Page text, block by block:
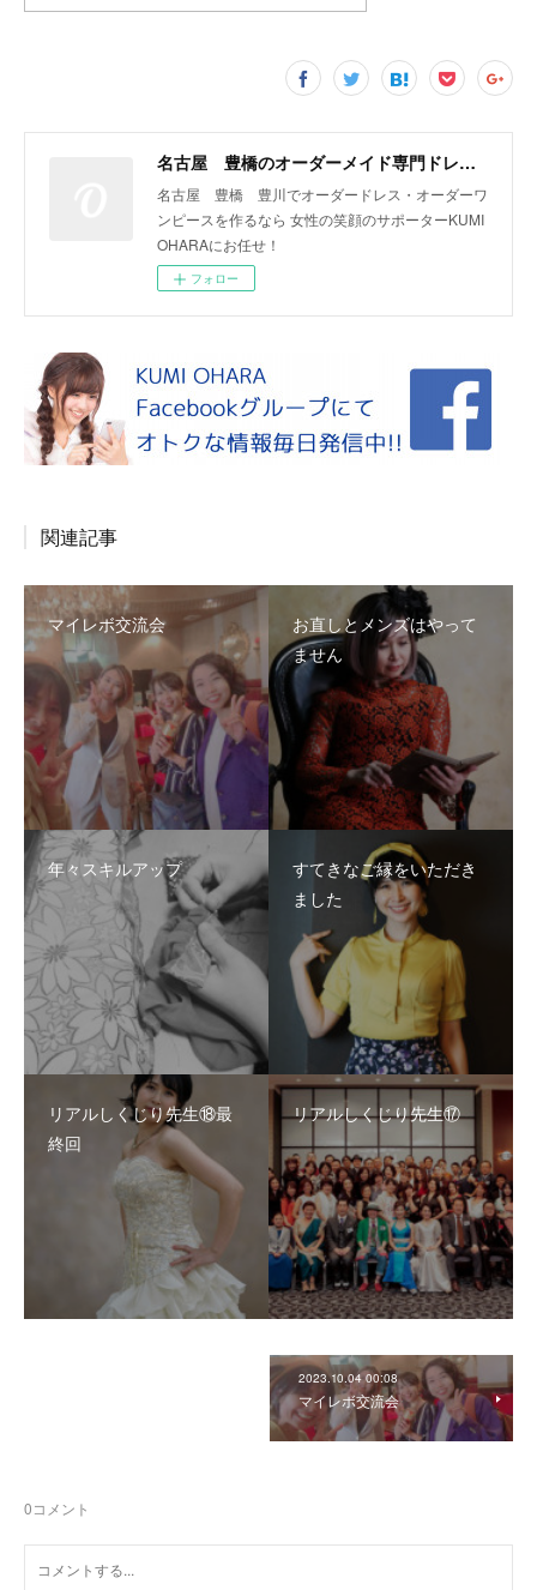
名古屋 豊橋のオーダーメイド専門ドレスデザイナー KUMI OHARA
名古屋 豊橋 豊川でオーダードレス・オーダーワ
ンピースを作るなら 女性の笑顔のサポーターKUMI
OHARAにお任せ！
フォロー
関連記事
マイレボ交流会
お直しとメンズはやって
ません
年々スキルアップ
すてきなご縁をいただき
ました
リアルしくじり先生⑱最
終回
リアルしくじり先生⑰
2023.10.04 00:08
マイレボ交流会
0コメント